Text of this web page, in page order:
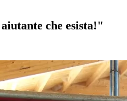
che esista!"